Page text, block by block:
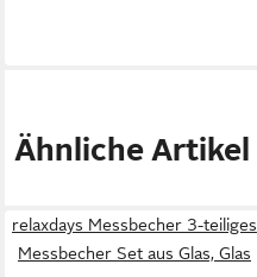
Ähnliche Artikel
relaxdays Messbecher 3-teiliges
Messbecher Set aus Glas, Glas